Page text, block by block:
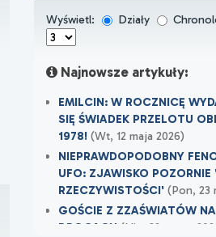
Wyświetl: Działy
Najnowsze artykuły:
EMILCIN: W ROCZNICĘ
SIĘ ŚWIADEK PRZELOTU
1978!(Wt, 12 maja 2026)
NIEPRAWDOPODOBNY
UFO: ZJAWISKO POZORNIE
RZECZYWISTOŚCI'(Pon, 23
GOŚCIE Z ZZAŚWIATÓW
DROGACH (Nie, 22 marca